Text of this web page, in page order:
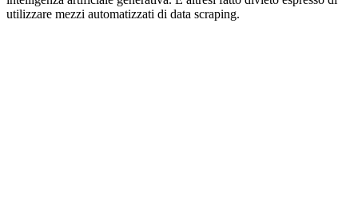
utilizzare mezzi automatizzati di data scraping.